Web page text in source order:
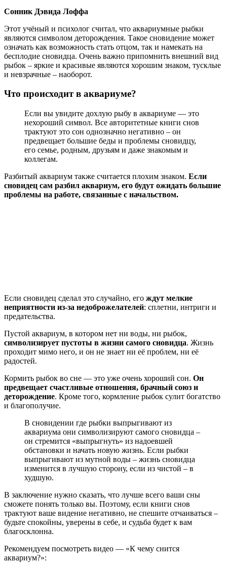
Сонник Дэвида Лоффа
Этот учёный и психолог считал, что аквариумные рыбки
являются символом деторождения. Такое сновидение может
означать как возможность стать отцом, так и намекать на
бесплодие сновидца. Очень важно припомнить внешний вид
рыбок – яркие и красивые являются хорошим знаком, тусклые
и невзрачные – наоборот.
Что происходит в аквариуме?
Если вы увидите дохлую рыбу в аквариуме — это
нехороший символ. Все авторитетные книги снов
трактуют это сон однозначно негативно – он
предвещает большие беды и проблемы сновидцу,
его семье, родным, друзьям и даже знакомым и
коллегам.
Разбитый аквариум также считается плохим знаком. Если
сновидец сам разбил аквариум, его будут ожидать большие
проблемы на работе, связанные с начальством.
Если сновидец сделал это случайно, его ждут мелкие
неприятности из-за недоброжелателей: сплетни, интриги и
предательства.
Пустой аквариум, в котором нет ни воды, ни рыбок,
символизирует пустоты в жизни самого сновидца. Жизнь
проходит мимо него, и он не знает ни её проблем, ни её
радостей.
Кормить рыбок во сне — это уже очень хороший сон. Он
предвещает счастливые отношения, брачный союз и
деторождение. Кроме того, кормление рыбок сулит богатство
и благополучие.
В сновидении где рыбки выпрыгивают из
аквариума они символизируют самого сновидца –
он стремится «выпрыгнуть» из надоевшей
обстановки и начать новую жизнь. Если рыбки
выпрыгивают из мутной воды – жизнь сновидца
изменится в лучшую сторону, если из чистой – в
худшую.
В заключение нужно сказать, что лучше всего ваши сны
сможете понять только вы. Поэтому, если книги снов
трактуют ваше видение негативно, не спешите отчаиваться –
будьте спокойны, уверены в себе, и судьба будет к вам
благосклонна.
Рекомендуем посмотреть видео — «К чему снится
аквариум?»: